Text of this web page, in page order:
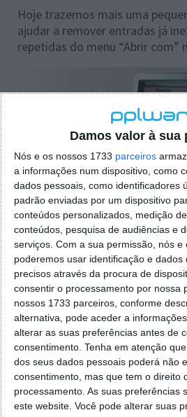
Damos valor à sua
Nós e os nossos 1733 parceiros
a informações num dispositivo, como
dados pessoais, como identificadores
padrão enviadas por um dispositivo
conteúdos personalizados, medição
conteúdos, pesquisa de audiências e
serviços. Com a sua permissão, nós e
poderemos usar identificação e dados
precisos através da procura de
consentir o processamento por nossa
nossos 1733 parceiros, conforme
alternativa, pode aceder a
alterar as suas preferências antes de
consentimento. Tenha em atenção
dos seus dados pessoais poderá não
consentimento, mas que tem o direito
processamento. As suas preferências
este website. Você pode alterar suas
Hoje trazemos mais uma
ajudar a remover entradas já
repetidas do menu “Abrir com”
ESET SysInspector
completo
06 OUT 2012·SOFTWARE